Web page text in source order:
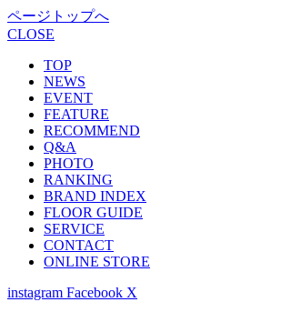
ページトップへ
CLOSE
TOP
NEWS
EVENT
FEATURE
RECOMMEND
Q&A
PHOTO
RANKING
BRAND INDEX
FLOOR GUIDE
SERVICE
CONTACT
ONLINE STORE
instagram Facebook X